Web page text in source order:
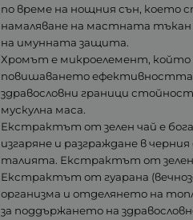
по време на нощния сън, което
намаляване на мастната тъкан
на имунната защита.
Хромът е микроелемент, който
повишаването ефективността
здравословни граници
мускулна маса.
Екстрактът от зелен чай е
изгаряне и разграждане в
талията. Екстрактът от
Екстрактът от гуарана
организма и отделянето на
за поддържането на